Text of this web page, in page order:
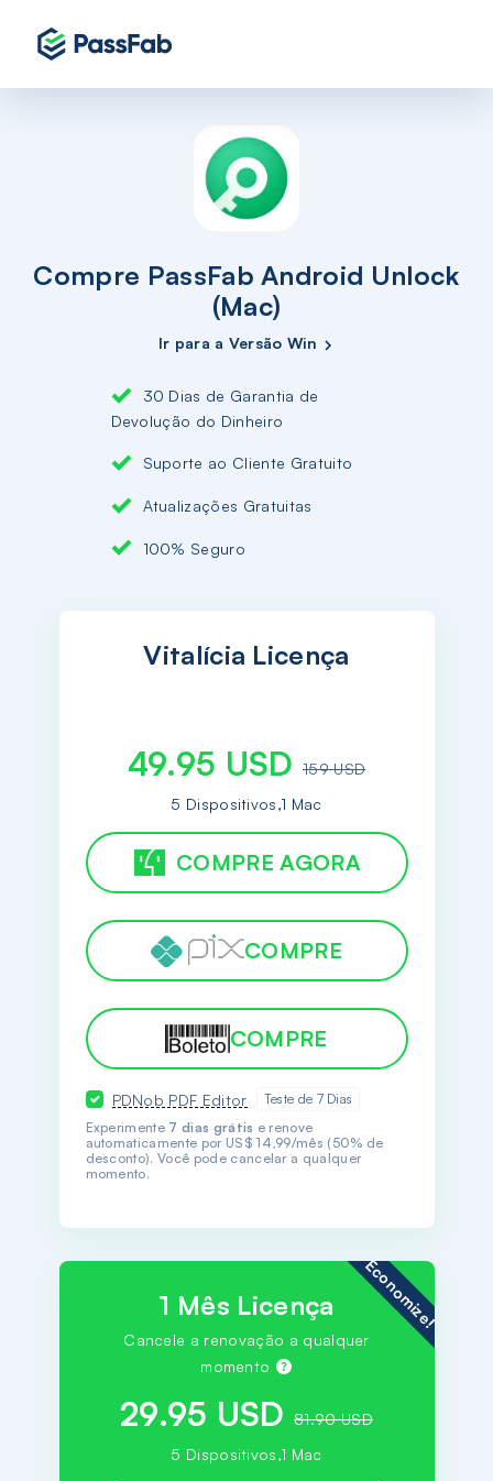
Compre PassFab Android Unlock
(Mac)
Ir para a Versão Win
30 Dias de Garantia de
Devolução do Dinheiro
Suporte ao Cliente Gratuito
Atualizações Gratuitas
100% Seguro
Vitalícia Licença
49.95 USD 159 USD
5 Dispositivos,1 Mac
COMPRE AGORA
COMPRE
COMPRE
PDNob PDF Editor
Teste de 7 Dias
Experimente 7 dias grátis e renove
automaticamente por US$ 14,99/mês (50% de
desconto). Você pode cancelar a qualquer
momento.
Economize!
1 Mês Licença
Cancele a renovação a qualquer
momento
29.95 USD 81.90 USD
5 Dispositivos,1 Mac